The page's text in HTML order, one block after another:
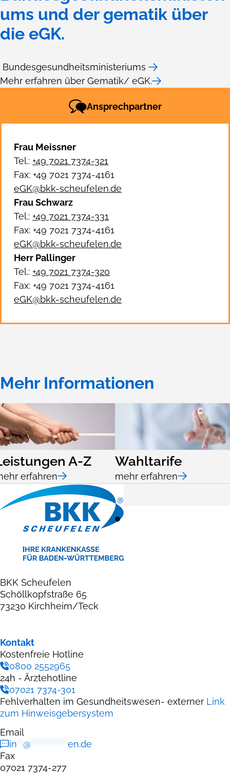
ums und der gematik über
die eGK.
Bundesgesundheitsministeriums
Mehr erfahren über Gematik/ eGK.
Ansprechpartner
Frau Meissner
Tel.: +49 7021 7374-321
Fax: +49 7021 7374-4161
eGK@bkk-scheufelen.de
Frau Schwarz
Tel.: +49 7021 7374-331
Fax: +49 7021 7374-4161
eGK@bkk-scheufelen.de
Herr Pallinger
Tel.: +49 7021 7374-320
Fax: +49 7021 7374-4161
eGK@bkk-scheufelen.de
Mehr Informationen
A-Z
erfahren
Wahltarife
mehr erfahren
1
BKK Scheufelen
Schöllkopfstraße 65
73230 Kirchheim/Teck
Kontakt
Kostenfreie Hotline
0800 2552965
24h - Ärztehotline
07021 7374-301
Fehlverhalten im Gesundheitswesen- externer Link
zum Hinweisgebersystem
Email
in
@
en.de
Fax
07021 7374-277